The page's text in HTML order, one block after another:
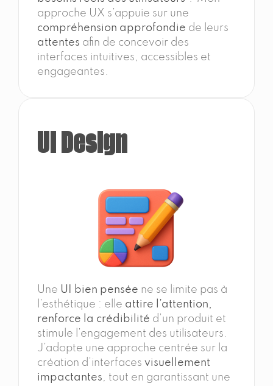
approche UX s’appuie sur une
compréhension approfondie de leurs
attentes afin de concevoir des
interfaces intuitives, accessibles et
engageantes.
UI Design
Une UI bien pensée ne se limite pas à
l’esthétique : elle attire l’attention,
renforce la crédibilité d’un produit et
stimule l’engagement des utilisateurs.
J’adopte une approche centrée sur la
création d’interfaces visuellement
impactantes, tout en garantissant une